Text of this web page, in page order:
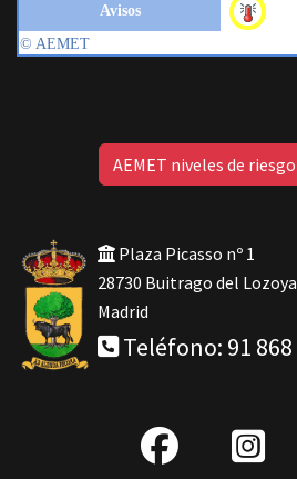
AEMET niveles de
Plaza Picasso nº 1
28730 Buitrago del Lozoya
Madrid
Teléfono: 91 868
fab IG